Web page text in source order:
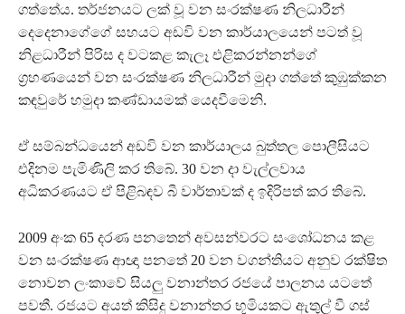
ගත්තේය. තර්ජනයට ලක් වූ වන සංරක්ෂණ නිලධාරීන්
දෙදෙනාගේගේ සහයට අඩවි වන කාර්යාලයෙන් පටත් වූ
නිළධාරීන් පිරිස ද වටකළ කැලෑ එළිකරන්නන්ගේ
ග්‍රහණයෙන් වන සංරක්ෂණ නිලධාරීන් මුදා ගත්තේ කුඹුක්කන
කඳවුරේ හමුදා කණ්ඩායමක් යෙදවීමෙනි.
ඒ සම්බන්ධයෙන් අඩවි වන කාර්යාලය බුත්තල පොලීසියට
එදිනම පැමිණිලි කර තිබේ. 30 වන දා වැල්ලවාය
අධිකරණයට ඒ පිළිබඳව බී වාර්තාවක් ද ඉදිරිපත් කර තිබේ.
2009 අංක 65 දරණ පනතෙන් අවසන්වරට සංශෝධනය කළ
වන සංරක්ෂණ ආඥා පනතේ 20 වන වගන්තියට අනුව රක්ෂිත
නොවන ලංකාවේ සියලු වනාන්තර රජයේ පාලනය යටතේ
පවතී. රජයට අයත් කිසිදු වනාන්තර භූමියකට ඇතුල් වී ගස්